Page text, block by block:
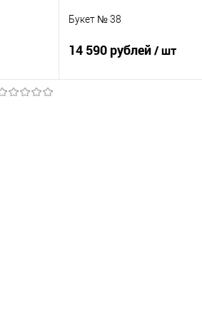
Букет № 38
14 590 рублей/ шт